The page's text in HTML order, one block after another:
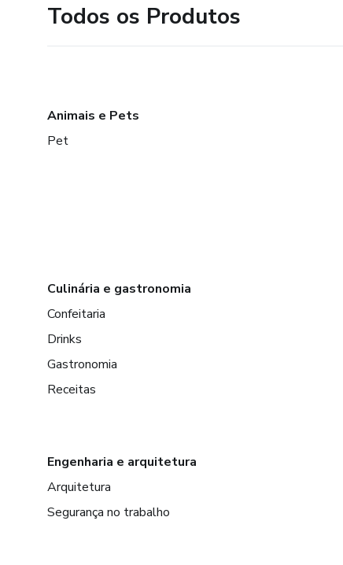
Todos os Produtos
Animais e Pets
Pet
Culinária e gastronomia
Confeitaria
Drinks
Gastronomia
Receitas
Engenharia e arquitetura
Arquitetura
Segurança no trabalho